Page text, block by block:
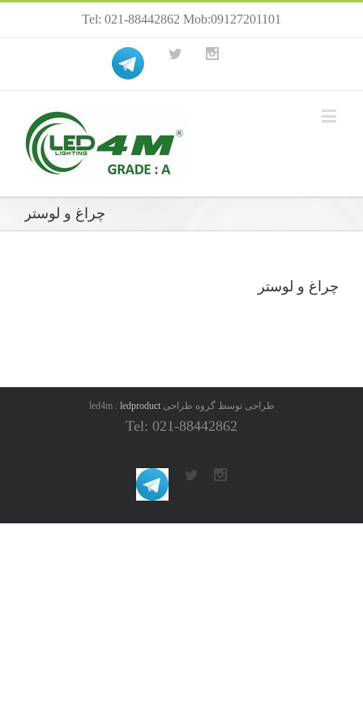
Tel: 021-88442862 Mob:09127201101
چراغ و لوستر
چراغ و لوستر
طراحی توسط گروه طراحی led4m :ledproduct
Tel: 021-88442862